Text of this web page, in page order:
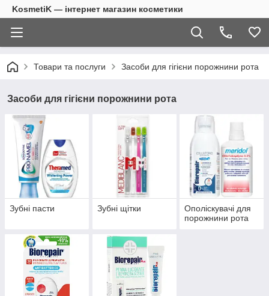
KosmetiK — інтернет магазин косметики
Товари та послуги Засоби для гігієни порожнини рота
Засоби для гігієни порожнини рота
Зубні пасти Зубні щітки
Ополіскувачі для
порожнини рота